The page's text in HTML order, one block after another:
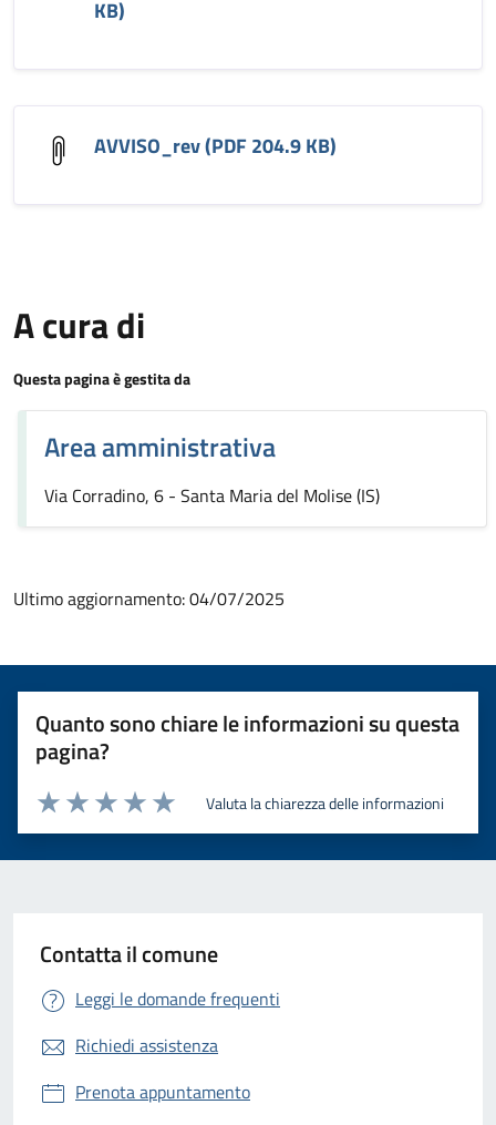
KB)
AVVISO_rev (PDF 204.9 KB)
A cura di
Questa pagina è gestita da
Area amministrativa
Via Corradino, 6 - Santa Maria del Molise (IS)
Ultimo aggiornamento:04/07/2025
Quanto sono chiare le informazioni su questa
pagina?
Valuta la chiarezza delle informazioni
Valuta 5 stelle su 5
Valuta 4 stelle su 5
Valuta 3 stelle su 5
Valuta 2 stelle su 5
Valuta 1 stelle su 5
Contatta il comune
Leggi le domande frequenti
Richiedi assistenza
Prenota appuntamento